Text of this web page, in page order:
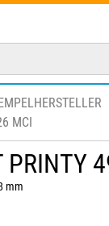
MCI
PRINTY
mm